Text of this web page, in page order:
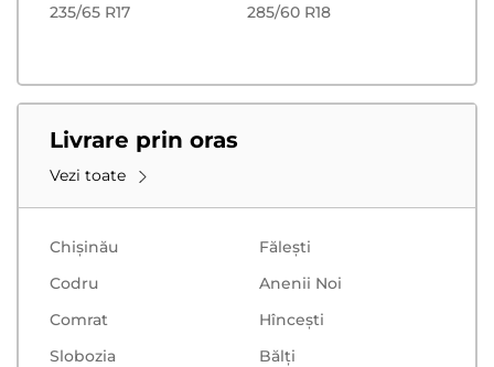
235/65 R17
285/60 R18
Livrare prin oras
Vezi toate
Chișinău
Făleşti
Codru
Anenii Noi
Comrat
Hînceşti
Slobozia
Bălţi